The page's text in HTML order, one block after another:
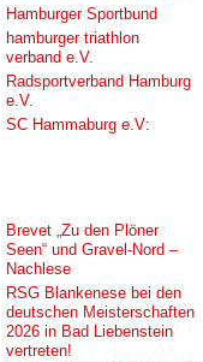
Hamburger Sportbund
hamburger triathlon
verband e.V.
Radsportverband Hamburg
e.V.
SC Hammaburg e.V:
Brevet „Zu den Plöner
Seen“ und Gravel-Nord –
Nachlese
RSG Blankenese bei den
deutschen Meisterschaften
2026 in Bad Liebenstein
vertreten!